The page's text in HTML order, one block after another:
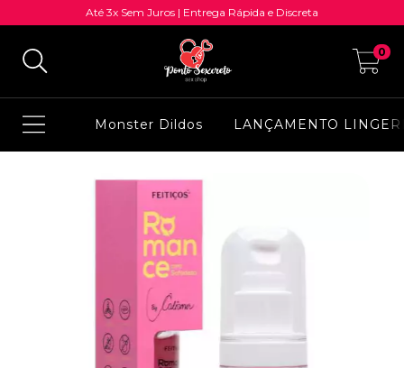
Até 3x Sem Juros | Entrega Rápida e Discreta
0
Monster Dildos LANÇAMENTO